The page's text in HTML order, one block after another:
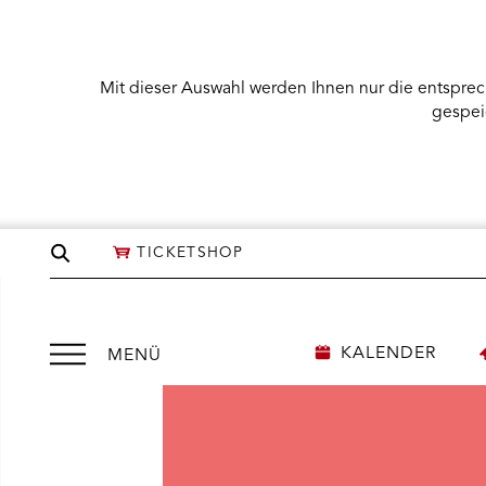
Seite
TICKETSHOP
Mit dieser Auswahl werden Ihnen nur die
MENÜ
Menü
KALENDER